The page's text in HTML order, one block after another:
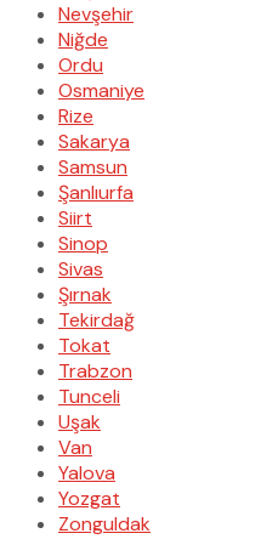
Nevşehir
Niğde
Ordu
Osmaniye
Rize
Sakarya
Samsun
Şanlıurfa
Siirt
Sinop
Sivas
Şırnak
Tekirdağ
Tokat
Trabzon
Tunceli
Uşak
Van
Yalova
Yozgat
Zonguldak